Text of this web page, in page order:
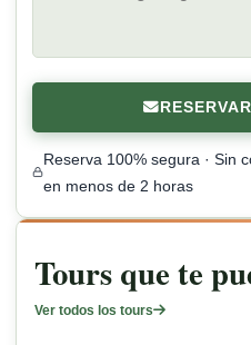
Reserva 100% segura · Sin
en menos de 2 horas
Tours que te
Ver todos los tours